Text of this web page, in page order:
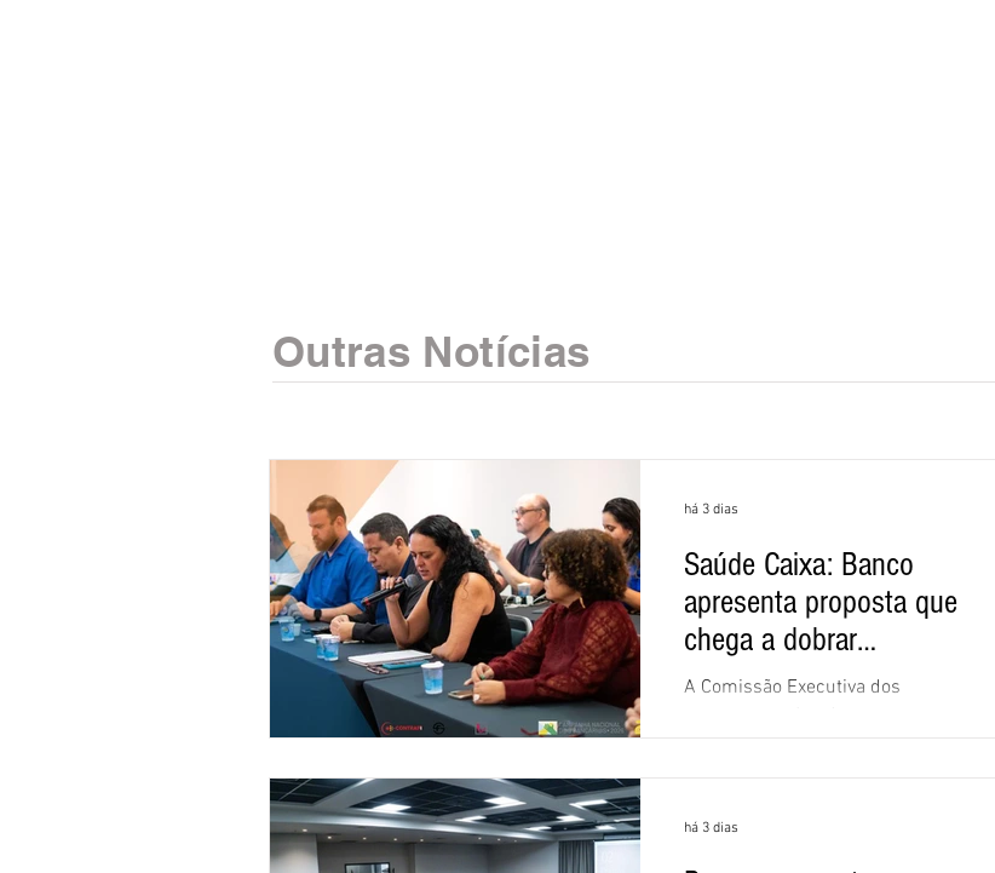
Outras Notícias
Saúde Caixa: Banco
apresenta proposta que
chega a dobrar
mensalidade
A Comissão Executiva dos
recusou a proposta apresentada pelo
banco para o custeio do Saúde Caixa,
rodada de negociações específicas da
há 3 dias
há 3 dias